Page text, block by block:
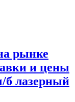
рынке
и цены
б лазерный